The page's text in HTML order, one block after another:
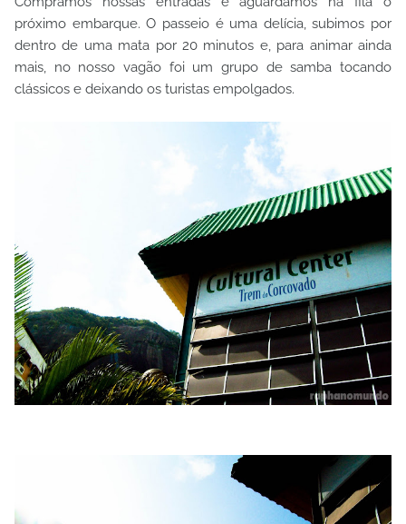
próximo embarque. O passeio é uma delícia, subimos por
dentro de uma mata por 20 minutos e, para animar ainda
mais, no nosso vagão foi um grupo de samba tocando
clássicos e deixando os turistas empolgados.